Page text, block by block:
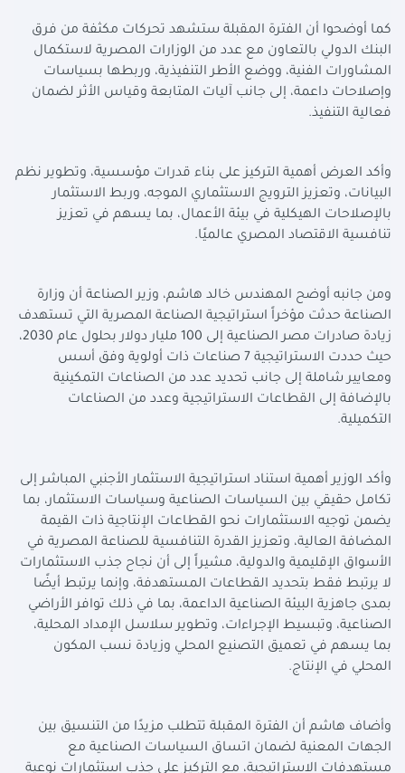
كما أوضحوا أن الفترة المقبلة ستشهد تحركات مكثفة من فرق
البنك الدولي بالتعاون مع عدد من الوزارات المصرية لاستكمال
المشاورات الفنية، ووضع الأطر التنفيذية، وربطها بسياسات
وإصلاحات داعمة، إلى جانب آليات المتابعة وقياس الأثر لضمان
فعالية التنفيذ.
وأكد العرض أهمية التركيز على بناء قدرات مؤسسية، وتطوير نظم
البيانات، وتعزيز الترويج الاستثماري الموجه، وربط الاستثمار
بالإصلاحات الهيكلية في بيئة الأعمال، بما يسهم في تعزيز
تنافسية الاقتصاد المصري عالميًا.
ومن جانبه أوضح المهندس خالد هاشم، وزير الصناعة أن وزارة
الصناعة حدثت مؤخراً استراتيجية الصناعة المصرية التي تستهدف
زيادة صادرات مصر الصناعية إلى 100 مليار دولار بحلول عام 2030،
حيث حددت الاستراتيجية 7 صناعات ذات أولوية وفق أسس
ومعايير شاملة إلى جانب تحديد عدد من الصناعات التمكينية
بالإضافة إلى القطاعات الاستراتيجية وعدد من الصناعات
التكميلية.
وأكد الوزير أهمية استناد استراتيجية الاستثمار الأجنبي المباشر إلى
تكامل حقيقي بين السياسات الصناعية وسياسات الاستثمار، بما
يضمن توجيه الاستثمارات نحو القطاعات الإنتاجية ذات القيمة
المضافة العالية، وتعزيز القدرة التنافسية للصناعة المصرية في
الأسواق الإقليمية والدولية، مشيراً إلى أن نجاح جذب الاستثمارات
لا يرتبط فقط بتحديد القطاعات المستهدفة، وإنما يرتبط أيضًا
بمدى جاهزية البيئة الصناعية الداعمة، بما في ذلك توافر الأراضي
الصناعية، وتبسيط الإجراءات، وتطوير سلاسل الإمداد المحلية،
بما يسهم في تعميق التصنيع المحلي وزيادة نسب المكون
المحلي في الإنتاج.
وأضاف هاشم أن الفترة المقبلة تتطلب مزيدًا من التنسيق بين
الجهات المعنية لضمان اتساق السياسات الصناعية مع
مستهدفات الاستراتيجية، مع التركيز على جذب استثمارات نوعية